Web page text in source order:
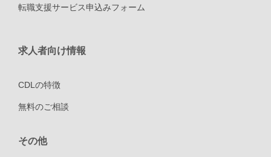
転職支援サービス申込みフォーム
求人者向け情報
CDLの特徴
無料のご相談
その他